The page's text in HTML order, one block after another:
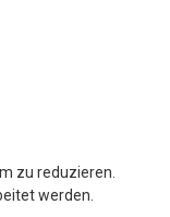
zu reduzieren.
werden.